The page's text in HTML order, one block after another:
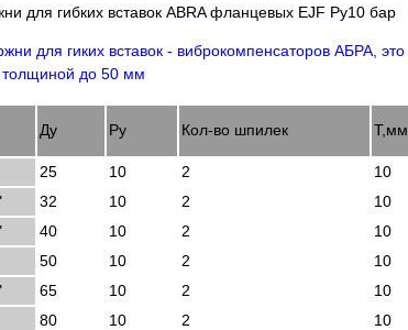
для гибких вставок ABRA фланцевых EJF Ру10 бар
Ду Ру Кол-во шпилек Т,мм
25 10 2 10
32 10 2 10
40 10 2 10
50 10 2 10
65 10 2 10
80 10 2 10